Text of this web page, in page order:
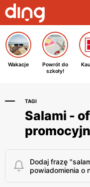
Wakacje
Powrót do
szkoły!
TAGI
Salami -
Dodaj frazę
powiadomienia o